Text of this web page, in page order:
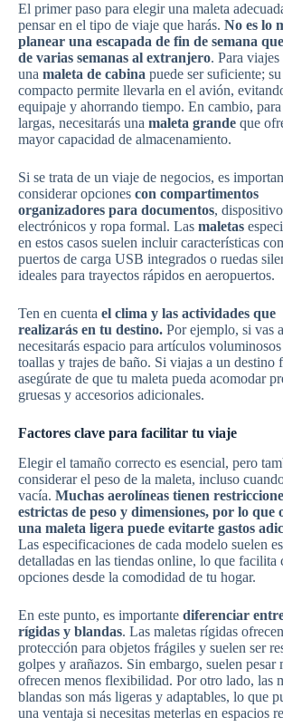
El primer paso para elegir una maleta
pensar en el tipo de viaje que harás. No es lo
planear una escapada de fin de semana
de varias semanas al extranjero. Para viajes
una maleta de cabina puede ser suficiente;
compacto permite llevarla en el avión,
equipaje y ahorrando tiempo. En cambio, para
largas, necesitarás una maleta grande que
mayor capacidad de almacenamiento.
Si se trata de un viaje de negocios, es
considerar opciones con compartimentos
organizadores para documentos,
electrónicos y ropa formal. Las maletas
en estos casos suelen incluir características
puertos de carga USB integrados o ruedas
ideales para trayectos rápidos en aeropuertos.
Ten en cuenta el clima y las actividades que
realizarás en tu destino. Por ejemplo, si vas
necesitarás espacio para artículos
toallas y trajes de baño. Si viajas a un destino
asegúrate de que tu maleta pueda acomodar
gruesas y accesorios adicionales.
Factores clave para facilitar tu viaje
Elegir el tamaño correcto es esencial, pero
considerar el peso de la maleta, incluso
vacía. Muchas aerolíneas tienen
estrictas de peso y dimensiones, por lo que
una maleta ligera puede evitarte gastos
Las especificaciones de cada modelo suelen
detalladas en las tiendas online, lo que facilita
opciones desde la comodidad de tu hogar.
En este punto, es importante diferenciar
rígidas y blandas. Las maletas rígidas
protección para objetos frágiles y suelen ser
golpes y arañazos. Sin embargo, suelen pesar
ofrecen menos flexibilidad. Por otro lado, las
blandas son más ligeras y adaptables, lo que
una ventaja si necesitas meterlas en espacios